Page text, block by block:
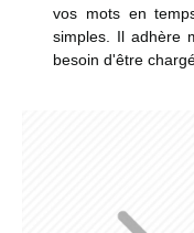
vos mots en
simples. Il adhère
besoin d'être